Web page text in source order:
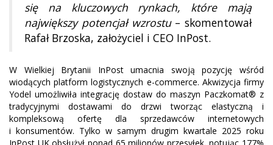
się na kluczowych rynkach, które mają
największy potencjał wzrostu– skomentował
Rafał Brzoska, założyciel i CEO InPost.
W Wielkiej Brytanii InPost umacnia swoją pozycję wśród
wiodących platform logistycznych e-commerce. Akwizycja firmy
Yodel umożliwiła integrację dostaw do maszyn Paczkomat® z
tradycyjnymi dostawami do drzwi tworząc elastyczną i
kompleksową ofertę dla sprzedawców internetowych
i konsumentów. Tylko w samym drugim kwartale 2025 roku